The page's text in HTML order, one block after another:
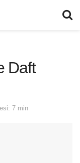
Daft
7 min